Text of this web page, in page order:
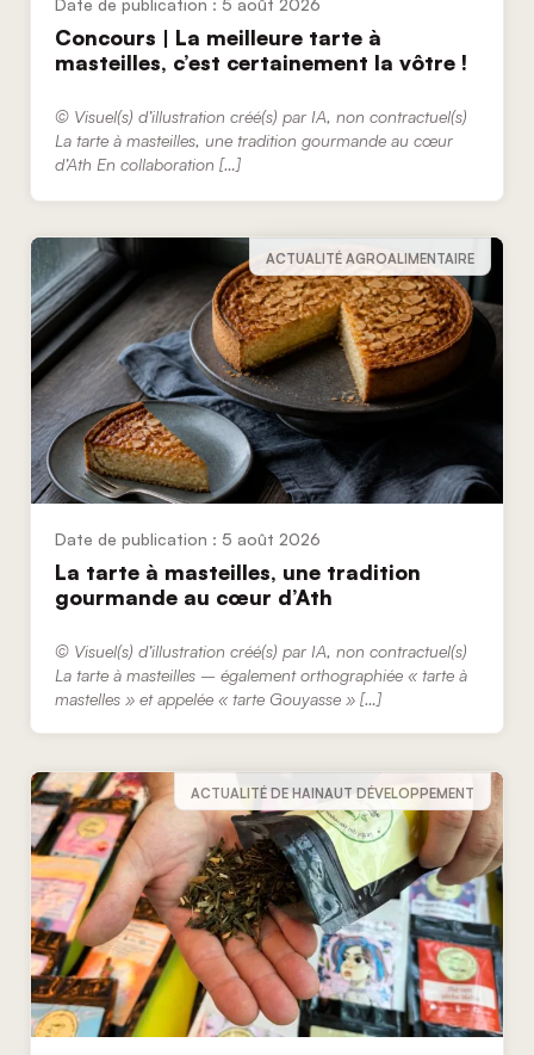
5 août 2026
Concours | La meilleure tarte à
masteilles, c’est certainement la vôtre !
© Visuel(s) d’illustration créé(s) par IA, non contractuel(s)
La tarte à masteilles, une tradition gourmande au cœur
d’Ath En collaboration […]
ACTUALITÉ AGROALIMENTAIRE
5 août 2026
La tarte à masteilles, une tradition
gourmande au cœur d’Ath
© Visuel(s) d’illustration créé(s) par IA, non contractuel(s)
La tarte à masteilles – également orthographiée « tarte à
mastelles » et appelée « tarte Gouyasse » […]
ACTUALITÉ DE HAINAUT DÉVELOPPEMENT